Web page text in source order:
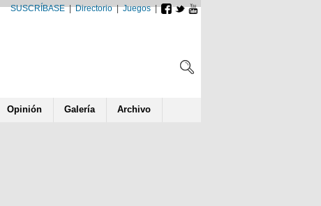
SUSCRÍBASE|Directorio|Juegos|
Opinión Galería Archivo